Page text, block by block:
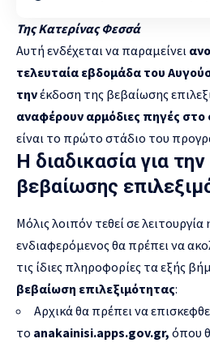
Της Κατερίνας Φεσσά
Αυτή ενδέχεται να παραμείνει
τελευταία εβδομάδα του
τηνέκδοση της βεβαίωσης
αναφέρουν αρμόδιες πηγές στο
είναι το πρώτο στάδιο του
Η διαδικασία για
βεβαίωσης
Μόλις λοιπόν τεθεί σε
ενδιαφερόμενος θα πρέπει να
τις ίδιες πληροφορίες τα εξής
βεβαίωση επιλεξιμότητας:
Αρχικά θα πρέπει να
το anakainisi.apps.gov.gr, όπου